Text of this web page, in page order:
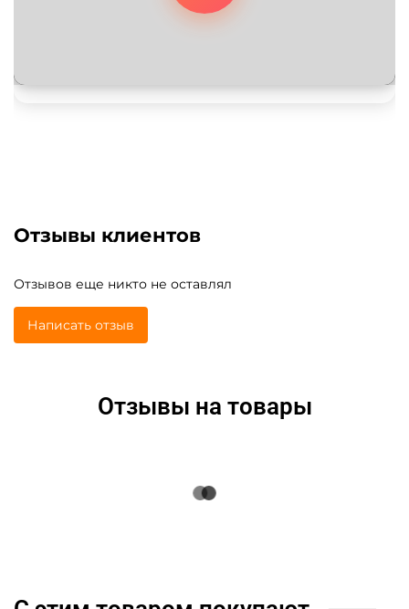
Отзывы клиентов
Отзывов еще никто не оставлял
Написать отзыв
Отзывы на товары